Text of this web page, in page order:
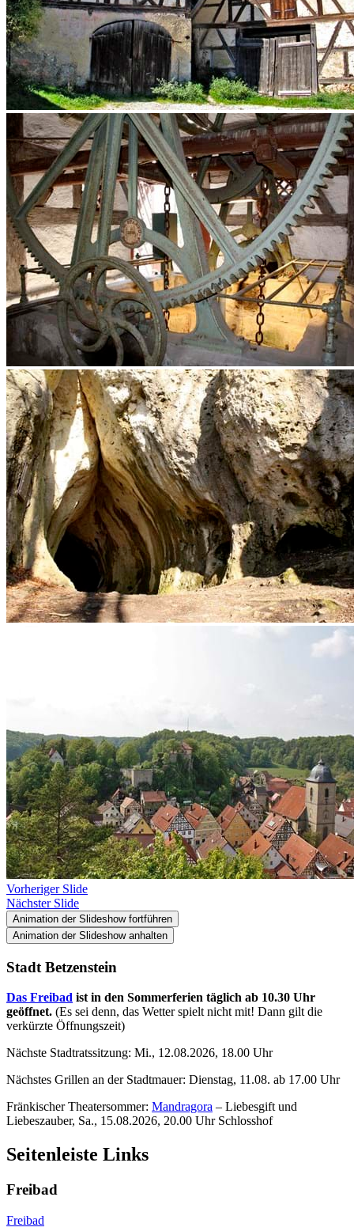
Vorheriger Slide
Nächster Slide
Animation der Slideshow fortführen
Animation der Slideshow anhalten
Stadt Betzenstein
Das Freibad ist in den Sommerferien täglich ab 10.30 Uhr
geöffnet. (Es sei denn, das Wetter spielt nicht mit! Dann gilt die
verkürzte Öffnungszeit)
Nächste Stadtratssitzung: Mi., 12.08.2026, 18.00 Uhr
Nächstes Grillen an der Stadtmauer: Dienstag, 11.08. ab 17.00 Uhr
Fränkischer Theatersommer: Mandragora – Liebesgift und
Liebeszauber, Sa., 15.08.2026, 20.00 Uhr Schlosshof
Seitenleiste Links
Freibad
Freibad